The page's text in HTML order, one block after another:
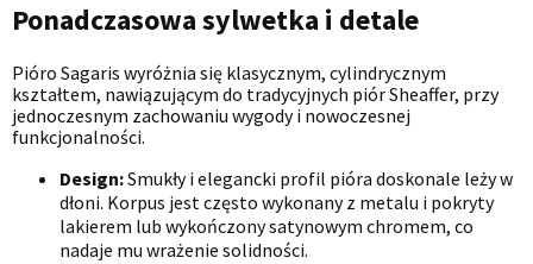
Ponadczasowa sylwetka i detale
Pióro Sagaris wyróżnia się klasycznym, cylindrycznym
kształtem, nawiązującym do tradycyjnych piór Sheaffer, przy
jednoczesnym zachowaniu wygody i nowoczesnej
funkcjonalności.
Design:Smukły i elegancki profil pióra doskonale leży w
dłoni. Korpus jest często wykonany z metalu i pokryty
lakierem lub wykończony satynowym chromem, co
nadaje mu wrażenie solidności.